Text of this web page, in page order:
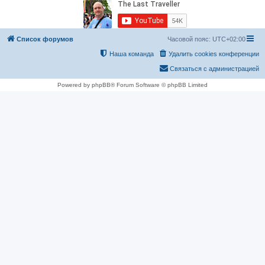
Список форумов Часовой пояс: UTC+02:00
Удалить cookies конференции
Наша команда
Связаться с администрацией
Powered by phpBB® Forum Software © phpBB Limited